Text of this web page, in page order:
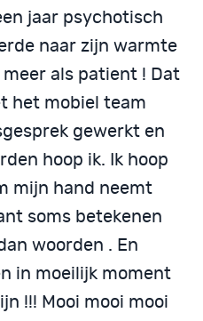
jaar psychotisch
naar zijn warmte
als patient ! Dat
het mobiel team
gewerkt en
hoop ik. Ik hoop
mijn hand neemt
soms betekenen
woorden . En
in moeilijk moment
!!! Mooi mooi mooi